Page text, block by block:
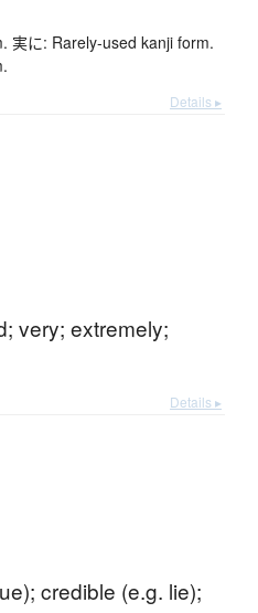
実に: Rarely-used kanji form.
Details ▸
very; extremely;
Details ▸
credible (e.g. lie);